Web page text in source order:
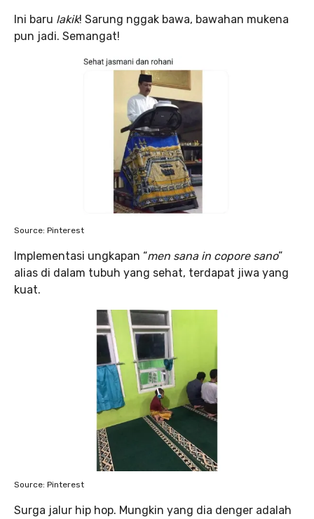
Ini baru lakik! Sarung nggak bawa, bawahan mukena
pun jadi. Semangat!
Source: Pinterest
Implementasi ungkapan “men sana in copore sano”
alias di dalam tubuh yang sehat, terdapat jiwa yang
kuat.
Source: Pinterest
Surga jalur hip hop. Mungkin yang dia denger adalah